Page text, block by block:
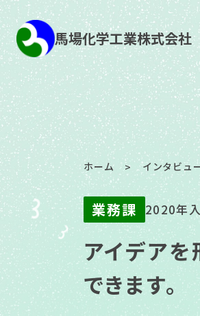
馬場化学工業株式会社
ホーム > インタビュ
業務課 2020年
アイデア
できます。